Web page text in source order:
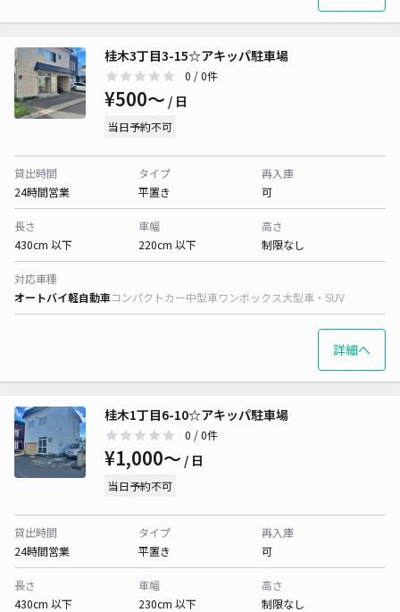
桂木3丁目3-15☆アキッパ駐車場
0 / 0件
¥500〜 / 日
当日予約不可
貸出時間
24時間営業
タイプ
平置き
再入庫
可
長さ
430cm 以下
車幅
220cm 以下
高さ
制限なし
対応車種
オートバイ軽自動車コンパクトカー中型車ワンボックス大型車・SUV
詳細へ
桂木1丁目6-10☆アキッパ駐車場
0 / 0件
¥1,000〜 / 日
当日予約不可
貸出時間
24時間営業
タイプ
平置き
再入庫
可
長さ
430cm 以下
車幅
230cm 以下
高さ
制限なし